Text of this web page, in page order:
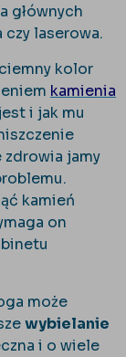
głównych
laserowa.
kolor
kamienia
i jak mu
zdrowia jamy
kamień
on
może
wybielanie
i o wiele